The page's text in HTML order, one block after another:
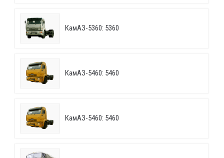
КамАЗ-5360: 5360
КамАЗ-5460: 5460
КамАЗ-5460: 5460